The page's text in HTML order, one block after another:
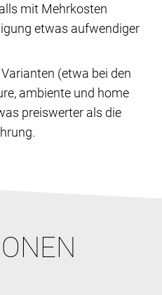
mit Mehrkosten
etwas aufwendiger
(etwa bei den
ambiente und home
preiswerter als die